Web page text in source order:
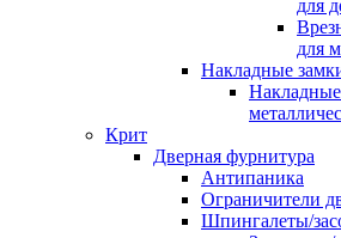
для
для
Накладные
Крит
Дверная фурнитура
Антипаника
Ограничители
Шпингалеты/